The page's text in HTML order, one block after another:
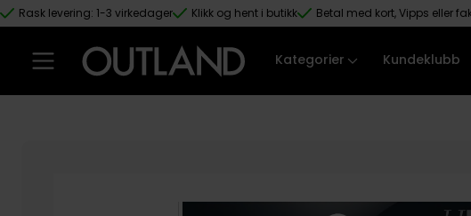
Hopp til hovedinnhold
Rask levering: 1-3 virkedager Klikk og hent i butikk Betal med kort, Vipps eller
Kategorier Kundeklubb